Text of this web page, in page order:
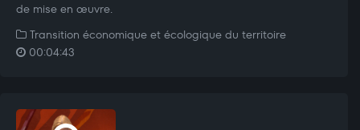
de mise en œuvre.
Transition économique et écologique du territoire
00:04:43